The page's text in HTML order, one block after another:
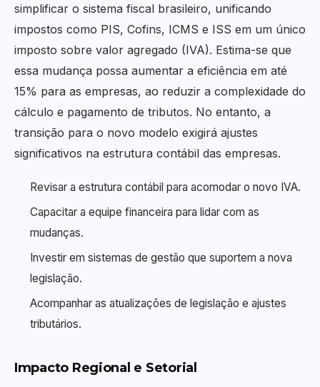
simplificar o sistema fiscal brasileiro, unificando
impostos como PIS, Cofins, ICMS e ISS em um único
imposto sobre valor agregado (IVA). Estima-se que
essa mudança possa aumentar a eficiência em até
15% para as empresas, ao reduzir a complexidade do
cálculo e pagamento de tributos. No entanto, a
transição para o novo modelo exigirá ajustes
significativos na estrutura contábil das empresas.
Revisar a estrutura contábil para acomodar o novo IVA.
Capacitar a equipe financeira para lidar com as
mudanças.
Investir em sistemas de gestão que suportem a nova
legislação.
Acompanhar as atualizações de legislação e ajustes
tributários.
Impacto Regional e Setorial